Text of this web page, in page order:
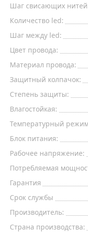
Шаг свисающих
Количество led:
Шаг между led:
Цвет провода:
Материал провода:
Защитный колпачок:
Степень защиты:
Влагостойкая:
Температурный
Блок питания:
Рабочее напряжение:
Потребляемая
Гарантия
Срок службы
Производитель:
Страна производства: